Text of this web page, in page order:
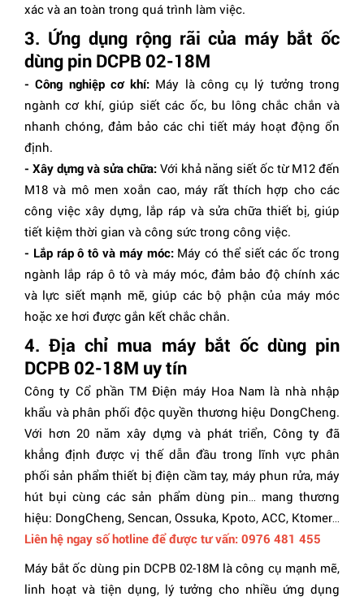
xác và an toàn trong quá trình làm việc.
3. Ứng dụng rộng rãi của máy bắt ốc
dùng pin DCPB 02-18M
- Công nghiệp cơ khí: Máy là công cụ lý tưởng trong
ngành cơ khí, giúp siết các ốc, bu lông chắc chắn và
nhanh chóng, đảm bảo các chi tiết máy hoạt động ổn
định.
- Xây dựng và sửa chữa: Với khả năng siết ốc từ M12 đến
M18 và mô men xoắn cao, máy rất thích hợp cho các
công việc xây dựng, lắp ráp và sửa chữa thiết bị, giúp
tiết kiệm thời gian và công sức trong công việc.
- Lắp ráp ô tô và máy móc:Máy có thể siết các ốc trong
ngành lắp ráp ô tô và máy móc, đảm bảo độ chính xác
và lực siết mạnh mẽ, giúp các bộ phận của máy móc
hoặc xe hơi được gắn kết chắc chắn.
4. Địa chỉ mua máy bắt ốc dùng pin
DCPB 02-18M uy tín
Công ty Cổ phần TM Điện máy Hoa Nam là nhà nhập
khẩu và phân phối độc quyền thương hiệu DongCheng.
Với hơn 20 năm xây dựng và phát triển, Công ty đã
khẳng định được vị thế dẫn đầu trong lĩnh vực phân
phối sản phẩm thiết bị điện cầm tay, máy phun rửa, máy
hút bụi cùng các sản phẩm dùng pin… mang thương
hiệu: DongCheng, Sencan, Ossuka, Kpoto, ACC, Ktomer…
Liên hệ ngay số hotline để được tư vấn: 0976 481 455
Máy bắt ốc dùng pin DCPB 02-18M là công cụ mạnh mẽ,
linh hoạt và tiện dụng, lý tưởng cho nhiều ứng dụng